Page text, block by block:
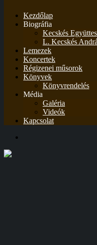
Kezdőlap
Biográfia
Kecskés Együttes
L. Kecskés
Lemezek
Koncertek
Régizenei műsorok
Könyvek
Könyvrendelés
Média
Galéria
Videók
Kapcsolat